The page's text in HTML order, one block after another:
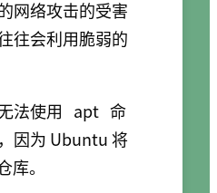
网络攻击的受害
往会利用脆弱的
法使用 apt 命
因为 Ubuntu 将
库。